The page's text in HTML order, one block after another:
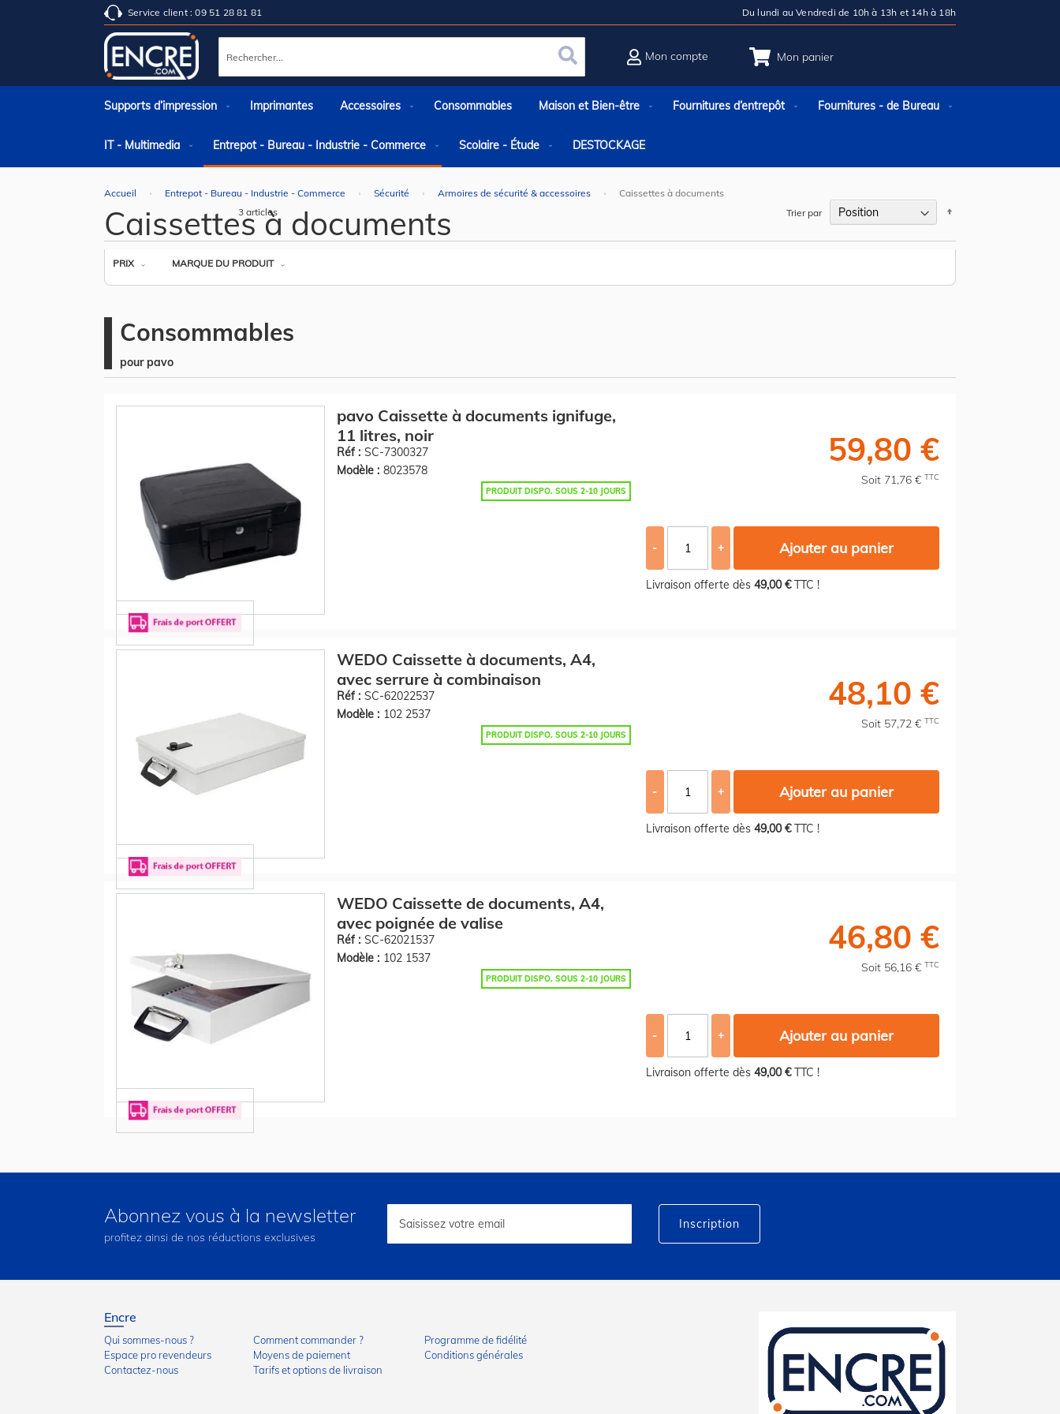
Service client : 09 51 28 81 81 Du lundi au Vendredi de 10h à 13h et 14h à 18h
Mon panier
Rechercher Rechercher
Mon compte
Supports d’impression Imprimantes Accessoires Consommables Maison et Bien-être Fournitures d’entrepôt Fournitures - de Bureau
IT - Multimedia Entrepot - Bureau - Industrie - Commerce Scolaire - Étude DESTOCKAGE
Accueil Entrepot - Bureau - Industrie - Commerce Sécurité Armoires de sécurité & accessoires Caissettes à documents
Caissettes à documents
PRIX MARQUE DU PRODUIT
3 articles Trier par
Consommables
pour pavo
pavo Caissette à documents ignifuge,
11 litres, noir
Réf : SC-7300327
Modèle : 8023578
PRODUIT DISPO. SOUS 2-10 JOURS
59,80 €
Soit 71,76 € TTC
- + Ajouter au panier
Livraison offerte dès 49,00 €TTC !
WEDO Caissette à documents, A4,
avec serrure à combinaison
Réf : SC-62022537
Modèle : 102 2537
PRODUIT DISPO. SOUS 2-10 JOURS
48,10 €
Soit 57,72 € TTC
- + Ajouter au panier
Livraison offerte dès 49,00 €TTC !
WEDO Caissette de documents, A4,
avec poignée de valise
Réf : SC-62021537
Modèle : 102 1537
PRODUIT DISPO. SOUS 2-10 JOURS
46,80 €
Soit 56,16 € TTC
- + Ajouter au panier
Livraison offerte dès 49,00 €TTC !
Abonnez vous à la newsletter
profitez ainsi de nos réductions exclusives
lettre
Inscription
Encre
Qui sommes-nous ?
Espace pro revendeurs
Contactez-nous
Comment commander ?
Moyens de paiement
Tarifs et options de livraison
Programme de fidélité
Conditions générales